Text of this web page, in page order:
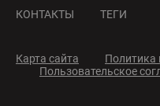
КОНТАКТЫ ТЕГИ
Карта сайта
Политика
Пользовательское